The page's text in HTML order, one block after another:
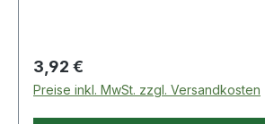
Regulärer Preis:
3,92 €
Preise inkl. MwSt. zzgl. Versandkosten